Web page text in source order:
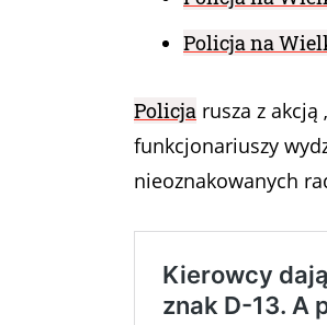
Policja na
Policja rusza z
funkcjonariuszy
nieoznakowanych